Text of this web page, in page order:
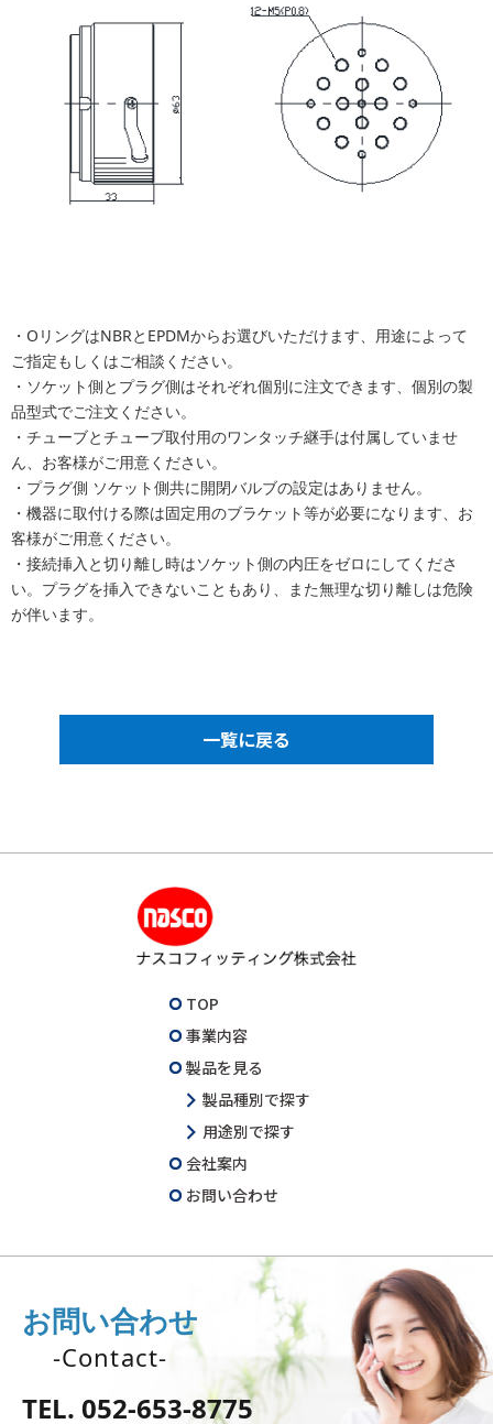
・OリングはNBRとEPDMからお選びいただけます、用途によって
ご指定もしくはご相談ください。
・ソケット側とプラグ側はそれぞれ個別に注文できます、個別の製
品型式でご注文ください。
・チューブとチューブ取付用のワンタッチ継手は付属していませ
ん、お客様がご用意ください。
・プラグ側 ソケット側共に開閉バルブの設定はありません。
・機器に取付ける際は固定用のブラケット等が必要になります、お
客様がご用意ください。
・接続挿入と切り離し時はソケット側の内圧をゼロにしてくださ
い。プラグを挿入できないこともあり、また無理な切り離しは危険
が伴います。
一覧に戻る
TOP
事業内容
製品を見る
製品種別で探す
用途別で探す
会社案内
お問い合わせ
お問い合わせ
-Contact-
TEL. 052-653-8775